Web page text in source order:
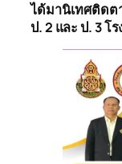
ได้มานิเทศติดต
ป. 2 และ ป. 3 โ